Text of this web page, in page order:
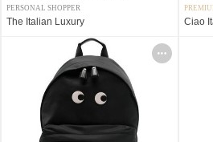
PERSONAL SHOPPER
The Italian Luxury Ciao